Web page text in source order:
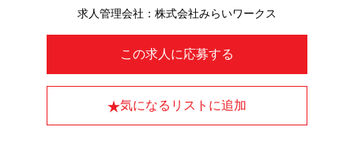
この求人に応募する
気になるリストに追加
求人管理会社：株式会社みらいワークス